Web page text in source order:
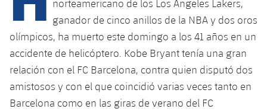
plusicon
más
Instalaciones
Spotify Camp Nou
SUB13
SUB12
SUB11 A
SUB13 B
SUB12 C
SUB11 C
Entradas
Gameday Shows
Resultados
Base
Barça Atlètic
Cadete A
Campus Verano
PLUSICON
Primer Equipo
plusicon
más
Actualidad
Barça Atlètic
plusicon
más
norteamericano de los Los Angeles Lakers,
ganador de cinco anillos de la NBA y dos oros
olímpicos, ha muerto este domingo a los 41 años en un
accidente de helicóptero. Kobe Bryant tenía una gran
relación con el FC Barcelona, contra quien disputó dos
amistosos y con el que coincidió varias veces tanto en
Barcelona como en las giras de verano del FC